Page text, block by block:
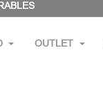
OUTLET